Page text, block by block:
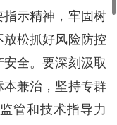
示精神，牢固树
松抓好风险防控
全。要深刻汲取
兼治，坚持专群
管和技术指导力